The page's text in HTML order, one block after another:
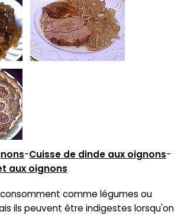
-Cuisse de dinde aux oignons-
aux oignons
comme légumes ou
ils peuvent être indigestes lorsqu'on